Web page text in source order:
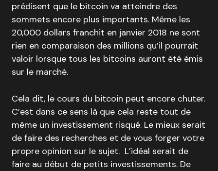
prédisent que le bitcoin va atteindre des
sommets encore plus importants. Même les
20,000 dollars franchit en janvier 2018 ne sont
rien en comparaison des millions qu’il pourrait
valoir lorsque tous les bitcoins auront été émis
sur le marché.
Cela dit, le cours du bitcoin peut encore chuter.
C’est dans ce sens là que cela reste tout de
même un investissement risqué. Le mieux serait
de faire des recherches et de vous forger votre
propre opinion sur le sujet. L’idéal serait de
faire au début de petits investissements. De